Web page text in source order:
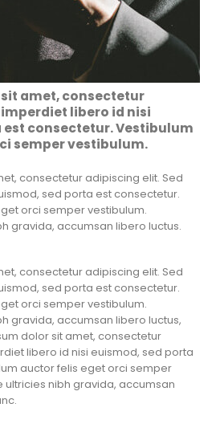
amet, consectetur
libero id nisi
est consectetur. Vestibulum
semper vestibulum.
consectetur adipiscing elit. Sed
sed porta est consectetur.
orci semper vestibulum.
gravida, accumsan libero luctus.
consectetur adipiscing elit. Sed
sed porta est consectetur.
orci semper vestibulum.
gravida, accumsan libero luctus,
dolor sit amet, consectetur
libero id nisi euismod, sed porta
auctor felis eget orci semper
ultricies nibh gravida, accumsan